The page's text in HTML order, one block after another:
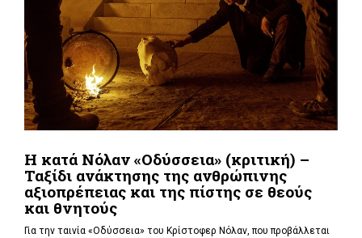
Η κατά Νόλαν «Οδύσσεια» (κριτική) –
Ταξίδι ανάκτησης της ανθρώπινης
αξιοπρέπειας και της πίστης σε θεούς
και θνητούς
Για την ταινία «Οδύσσεια» του Κρίστοφερ Νόλαν,που προβάλλεται